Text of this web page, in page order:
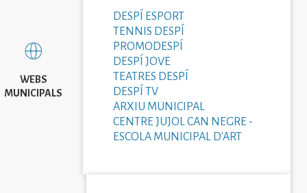
WEBS
MUNICIPALS
DESPÍ ESPORT
TENNIS DESPÍ
PROMODESPÍ
DESPÍ JOVE
TEATRES DESPÍ
DESPÍ TV
ARXIU MUNICIPAL
CENTRE JUJOL CAN NEGRE -
ESCOLA MUNICIPAL D'ART